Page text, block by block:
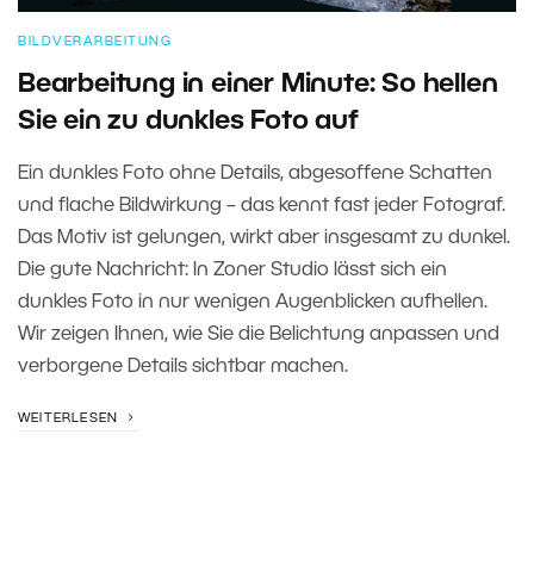
BILDVERARBEITUNG
Bearbeitung in einer Minute: So hellen
Sie ein zu dunkles Foto auf
Ein dunkles Foto ohne Details, abgesoffene Schatten
und flache Bildwirkung – das kennt fast jeder Fotograf.
Das Motiv ist gelungen, wirkt aber insgesamt zu dunkel.
Die gute Nachricht: In Zoner Studio lässt sich ein
dunkles Foto in nur wenigen Augenblicken aufhellen.
Wir zeigen Ihnen, wie Sie die Belichtung anpassen und
verborgene Details sichtbar machen.
WEITERLESEN